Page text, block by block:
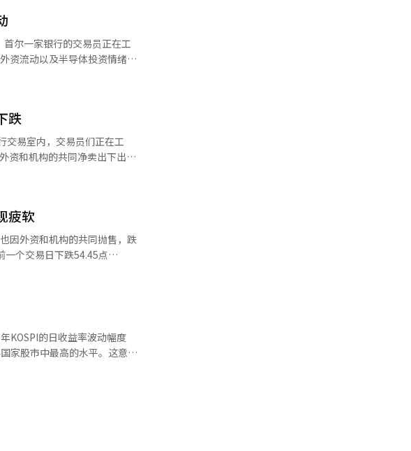
尔一家银行的交易员正在工
致市场波动性持续。 根据
导致其上涨动力减弱。7日，
重申了扩大资本支出
向投资回报率和现金流。 国
其他企业的盈利预期也有所改
的监管后，国内资金流动的波
下周将陆续发布
。市场认为，如果物价高于预
定，AI投资的扩大和半导体业
化或税制改革等制度性催化
研究员李
段。未来要实现趋势性反弹，
量。”※ 本报道经人工智能
跌
交易室内，交易员们正在工
）均上涨。相反，SK海力士
但在交易中转为下跌，一度下
均上涨。相反，彩虹机器人
下跌。※ 本报道经人工智能
疲软
因外资和机构的共同抛售，跌
点，但随后转为下跌并
均上涨。相反，SK海力士
0.74%），报807.62点，但
0.39%）、HLB（上涨
家股市中最高的水平。这意味
导致波动性加大的主要原因。